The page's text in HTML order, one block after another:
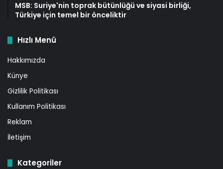
MSB: Suriye'nin toprak bütünlüğü ve siyasi birliği,
Türkiye için temel bir önceliktir
Hızlı Menü
Hakkımızda
Künye
Gizlilik Politikası
Kullanım Politikası
Reklam
İletişim
Kategoriler